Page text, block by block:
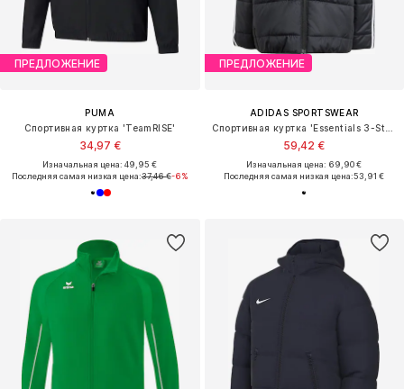
ПРЕДЛОЖЕНИЕ
PUMA
Спортивная куртка 'TeamRISE'
34,97 €
Изначальная цена: 49,95 €
Последняя самая низкая цена:37,46 €-6%
ПРЕДЛОЖЕНИЕ
ADIDAS SPORTSWEAR
59,42 €
Изначальная цена: 69,90 €
Последняя самая низкая цена:53,91 €